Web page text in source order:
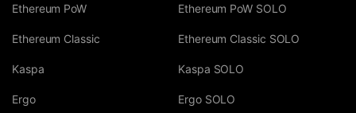
Ethereum PoW
Ethereum Classic
Kaspa
Ergo
Ethereum PoW SOLO
Ethereum Classic SOLO
Kaspa SOLO
Ergo SOLO